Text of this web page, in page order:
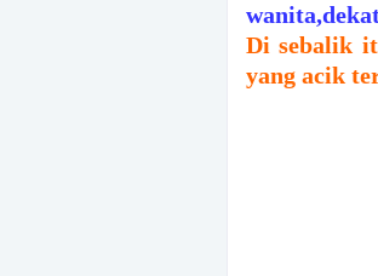
Di sebalik
yang acik